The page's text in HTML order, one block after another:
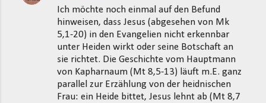
Ich möchte noch einmal auf den Befund
hinweisen, dass Jesus (abgesehen von Mk
5,1-20) in den Evangelien nicht erkennbar
unter Heiden wirkt oder seine Botschaft an
sie richtet. Die Geschichte vom Hauptmann
von Kapharnaum (Mt 8,5-13) läuft m.E. ganz
parallel zur Erzählung von der heidnischen
Frau: ein Heide bittet, Jesus lehnt ab (Mt 8,7